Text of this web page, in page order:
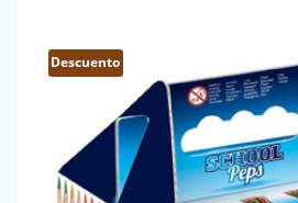
Descuento